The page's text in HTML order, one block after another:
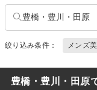
豊橋・豊川・田原
絞り込み条件： メンズ
豊橋・豊川・田原